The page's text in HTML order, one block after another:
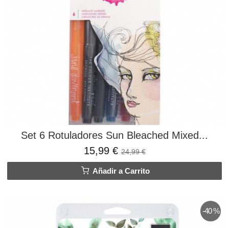
Set 6 Rotuladores Sun Bleached Mixed...
15,99 €24,99 €
Añadir a Carrito
-40 %